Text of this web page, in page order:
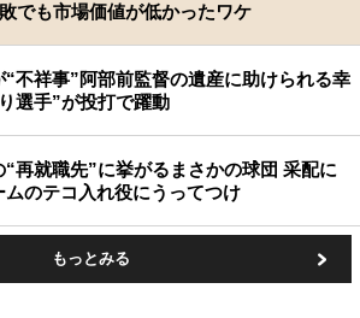
でも市場価値が低かったワケ
“不祥事”阿部前監督の遺産に助けられる幸
選手”が投打で躍動
“再就職先”に挙がるまさかの球団 采配に
ムのテコ入れ役にうってつけ
もっとみる